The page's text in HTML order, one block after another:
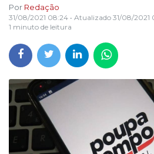
Por Redação
31/08/2021 08:24 • Atualizado 31/08/2021
1 minuto de leitura